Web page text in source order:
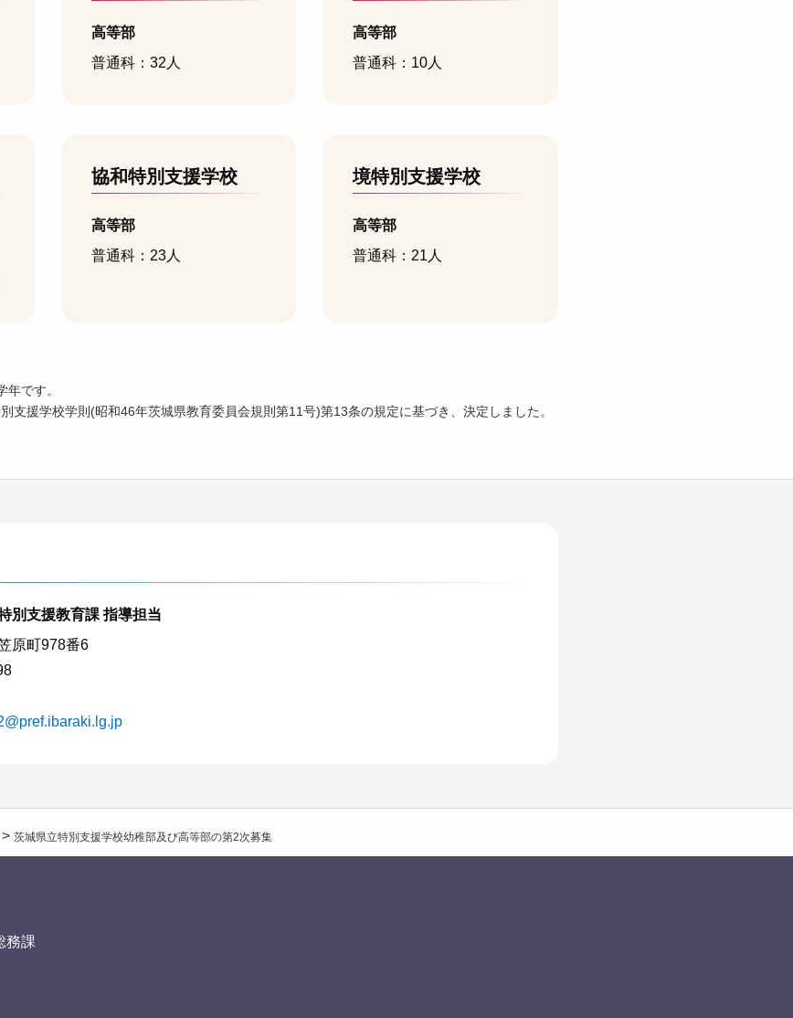
高等部
普通科：32人
高等部
普通科：10人
協和特別支援学校
高等部
普通科：23人
境特別支援学校
高等部
普通科：21人
です。
支援学校学則(昭和46年茨城県教育委員会規則第11号)第13条の規定に基づき、決定しました。
別支援教育課 指導担当
原町978番6
> 茨城県立特別支援学校幼稚部及び高等部の第2次募集
務課